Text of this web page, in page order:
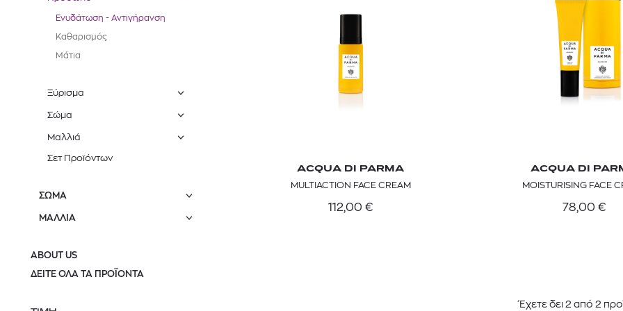
ΑΝΔΡΙΚΟ
Ενυδάτωση - Αντιγήρανση
Καθαρισμός
Μάτια
Ξύρισμα
Σώμα
Μαλλιά
Σετ Προϊόντων
ΣΩΜΑ
ΜΑΛΛΙΑ
ABOUT US
ΔΕΙΤΕ ΟΛΑ ΤΑ ΠΡΟΪΟΝΤΑ
ACQUA DI PARMA
MULTIACTION FACE CREAM
112,00 €
ACQUA DI
MOISTURISING FACE
78,00 €
Έχετε δει 2 από 2